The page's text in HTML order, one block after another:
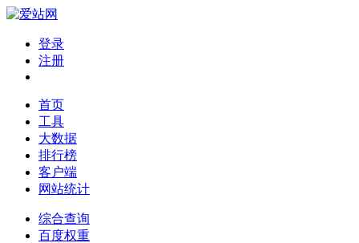
登录
注册
首页
工具
大数据
排行榜
客户端
网站统计
综合查询
百度权重